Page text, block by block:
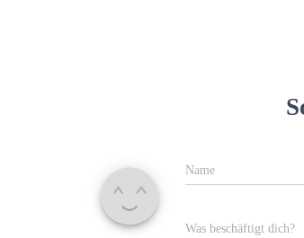
Name
Was beschäftigt dich?